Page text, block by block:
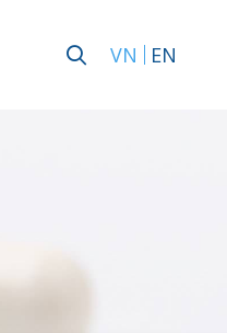
VN EN